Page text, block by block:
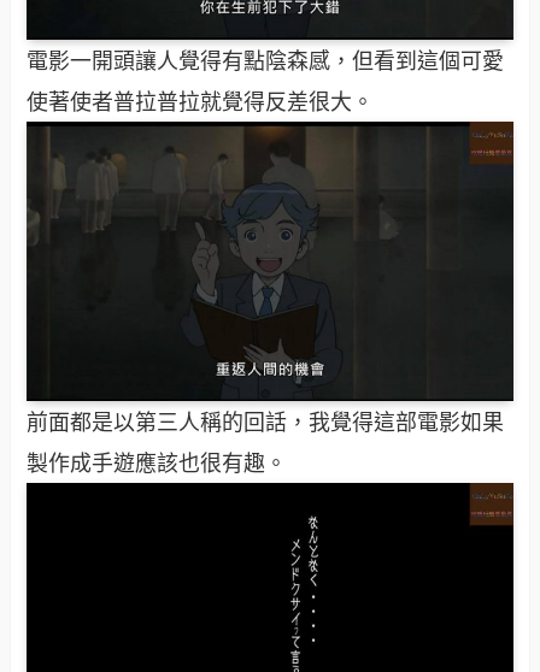
電影一開頭讓人覺得有點陰森感，但看到這個可愛
使著使者普拉普拉就覺得反差很大。
前面都是以第三人稱的回話，我覺得這部電影如果
製作成手遊應該也很有趣。